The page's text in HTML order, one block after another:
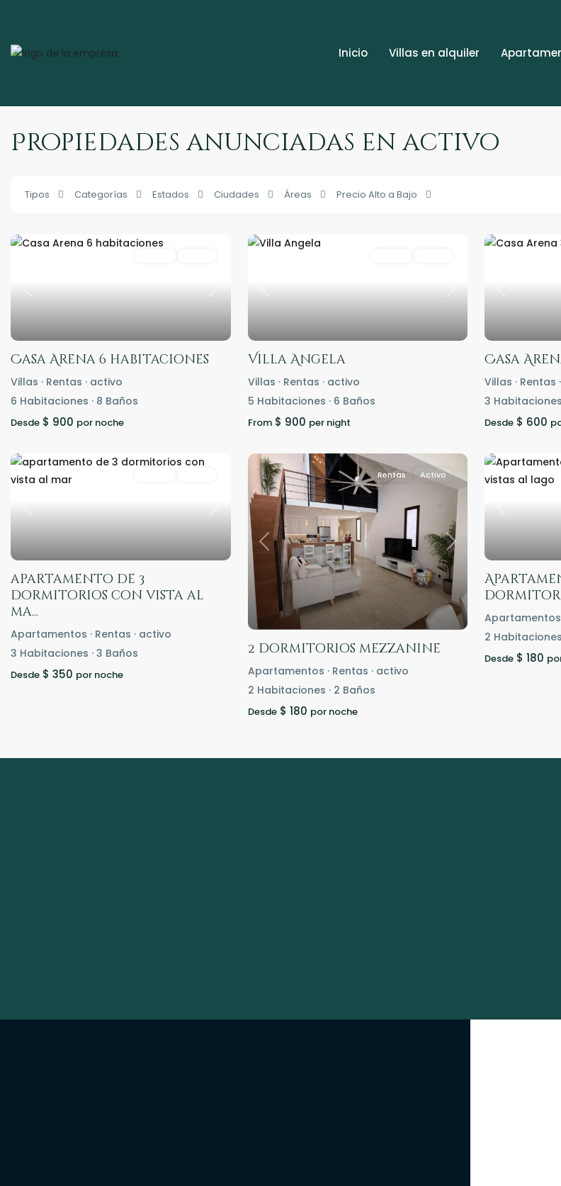
Inicio Villas en alquiler
Propiedades anunciadas en activo
Tipos Categorías Estados Ciudades Áreas Precio Alto a Bajo
Previous Next
Casa Arena 6 habitaciones
Villas · Rentas · activo
6 Habitaciones · 8 Baños
Desde $ 900 por noche
Previous Next
Villa Angela
Villas · Rentas · activo
5 Habitaciones · 6 Baños
From$ 900 per night
Previous
Casa
Villas · Rentas ·
3 Habitaciones
Desde $ 600
Previous Next
apartamento de 3
dormitorios con vista al
ma...
Apartamentos · Rentas · activo
3 Habitaciones · 3 Baños
Desde $ 350 por noche
Previous Next
Rentas Activo
2 dormitorios mezzanine
Apartamentos · Rentas · activo
2 Habitaciones · 2 Baños
Desde$ 180 por noche
Previous
Apartamentos
2 Habitaciones
Desde $ 180